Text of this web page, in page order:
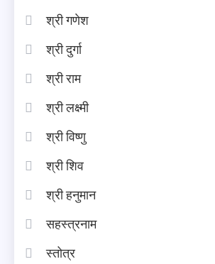
श्री गणेश
श्री दुर्गा
श्री राम
श्री लक्ष्मी
श्री विष्णु
श्री शिव
श्री हनुमान
सहस्त्रनाम
स्तोत्र